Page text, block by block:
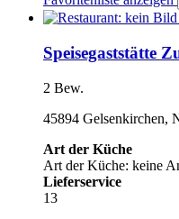
Speisegaststätte
2 Bew.
45894 Gelsenkirchen,
Art der Küche
Art der Küche: keine
Lieferservice
13